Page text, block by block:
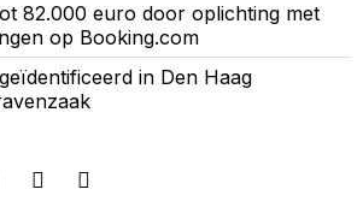
82.000 euro door oplichting met
op Booking.com
in Den Haag